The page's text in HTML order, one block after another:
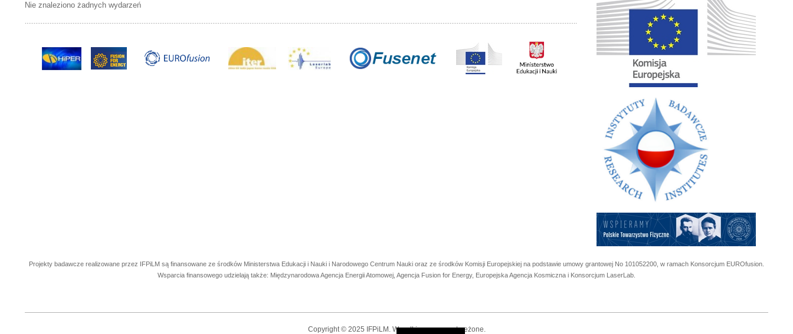
Nie znaleziono żadnych wydarzeń
Projekty badawcze realizowane przez IFPiLM są finansowane ze środków Ministerstwa Edukacji i Nauki i Narodowego Centrum Nauki oraz ze środków Komisji Europejskiej na podstawie umowy grantowej No 101052200, w ramach Konsorcjum EUROfusion.
Wsparcia finansowego udzielają także: Międzynarodowa Agencja Energii Atomowej, Agencja Fusion for Energy, Europejska Agencja Kosmiczna i Konsorcjum LaserLab.
Copyright © 2025 IFPiLM. Wszelkie prawa zastrzeżone.